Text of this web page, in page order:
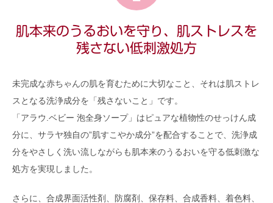
肌本来のうるおいを守り、肌ストレスを
残さない低刺激処方
未完成な赤ちゃんの肌を育むために大切なこと、それは肌ストレ
スとなる洗浄成分を「残さないこと」です。
「アラウ.ベビー 泡全身ソープ」はピュアな植物性のせっけん成
分に、サラヤ独自の”肌すこやか成分”を配合することで、洗浄成
分をやさしく洗い流しながらも肌本来のうるおいを守る低刺激な
処方を実現しました。
さらに、合成界面活性剤、防腐剤、保存料、合成香料、着色料、